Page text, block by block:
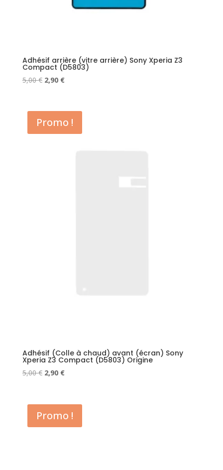
Adhésif arrière (vitre arrière) Sony Xperia Z3
Compact (D5803)
5,00€ Le
était :
5,00 €.
2,90 €Le
est :
2,90 €.
Promo !
Adhésif (Colle à chaud) avant (écran) Sony
Xperia Z3 Compact (D5803) Origine
5,00€ Le
était :
5,00 €.
2,90 €Le
est :
2,90 €.
Promo !